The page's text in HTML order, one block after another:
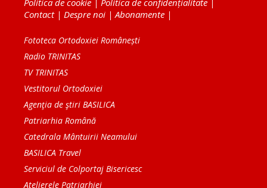
Contact| Despre noi | Abonamente |
Fototeca Ortodoxiei Românești
Radio TRINITAS
TV TRINITAS
Vestitorul Ortodoxiei
Agenţia de ştiri BASILICA
Patriarhia Română
Catedrala Mântuirii Neamului
BASILICA Travel
Serviciul de Colportaj Bisericesc
Atelierele Patriarhiei